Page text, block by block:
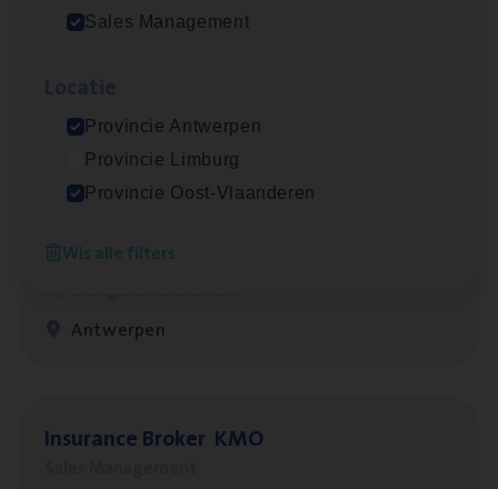
Sales Management
Provincie Antwerpen
Provincie Limburg
Provincie Oost-Vlaanderen
Wis alle filters
Insurance Operations
Beveren
Test Ana­lyst
Antwerpen
Insu­ran­ce Bro­ker KMO